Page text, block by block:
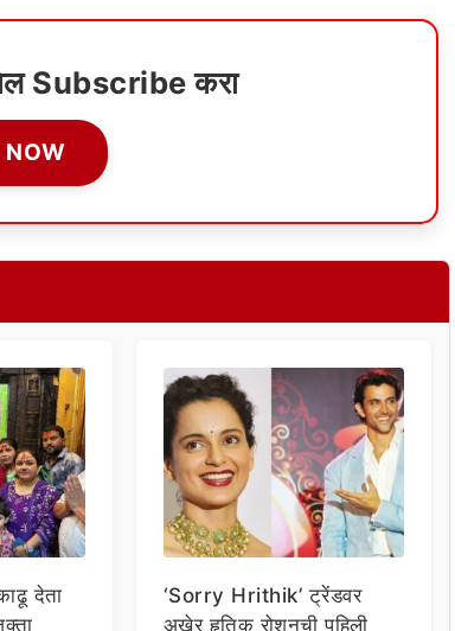
Subscribe करा
NOW
देता
‘Sorry Hrithik’ ट्रेंडवर
अखेर हृतिक रोशनची पहिली